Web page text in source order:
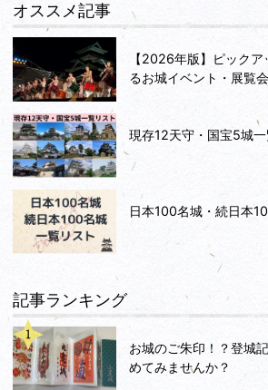
オススメ記事
【2026年版】ピック
るお城イベント・展覧会
現存12天守・国宝5城一
日本100名城・続日本
記事ランキング
お城のご朱印！？登城
めてみませんか？